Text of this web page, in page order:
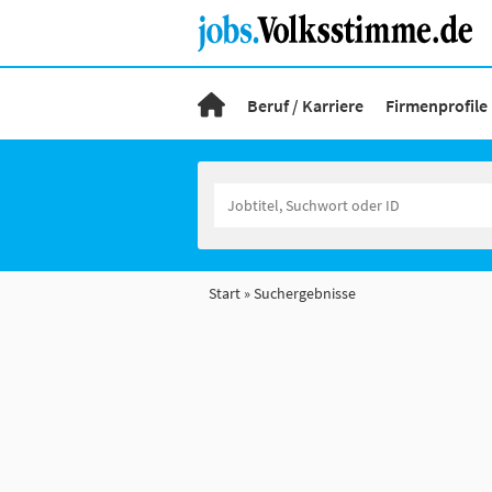
Beruf / Karriere Firmenprofile
Start Suchergebnisse